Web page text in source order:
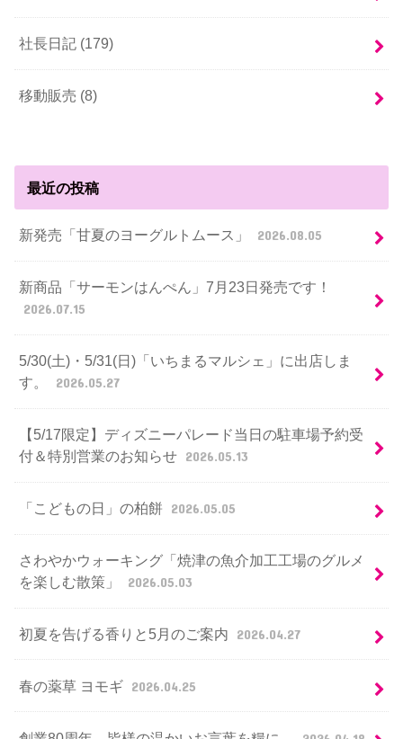
社長日記 (179)
移動販売 (8)
最近の投稿
新発売「甘夏のヨーグルトムース」 2026.08.05
新商品「サーモンはんぺん」7月23日発売です！
2026.07.15
5/30(土)・5/31(日)「いちまるマルシェ」に出店しま
す。
2026.05.27
【5/17限定】ディズニーパレード当日の駐車場予約受
付＆特別営業のお知らせ 2026.05.13
「こどもの日」の柏餅 2026.05.05
さわやかウォーキング「焼津の魚介加工工場のグルメ
を楽しむ散策」
2026.05.03
初夏を告げる香りと5月のご案内 2026.04.27
春の薬草 ヨモギ 2026.04.25